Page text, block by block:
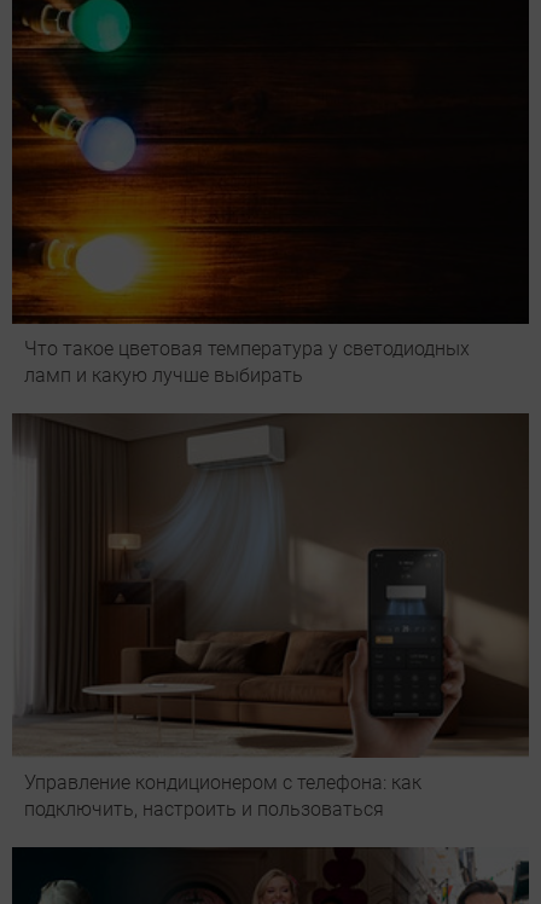
Что такое цветовая температура у светодиодных
ламп и какую лучше выбирать
Управление кондиционером с телефона: как
подключить, настроить и пользоваться